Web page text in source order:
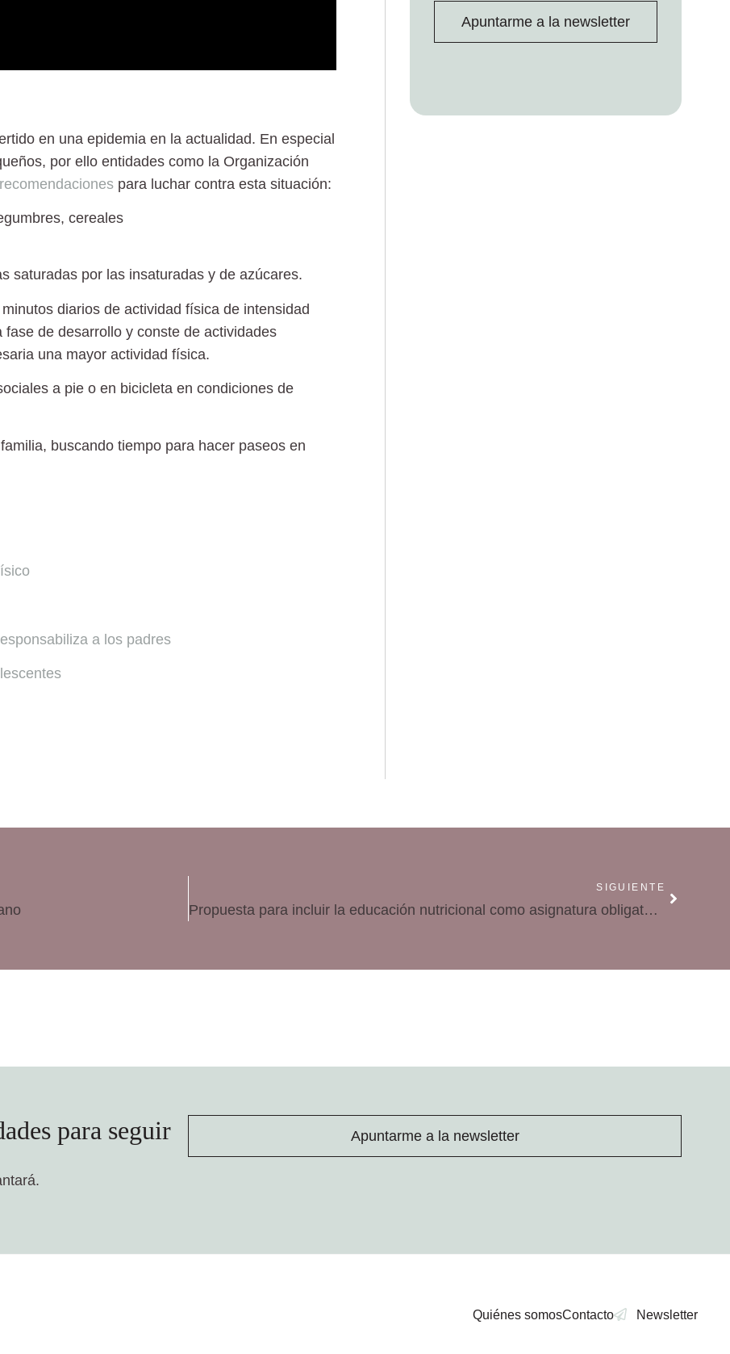
en una epidemia en la actualidad. En especial
por ello entidades como la Organización
recomendaciones para luchar contra esta situación:
cereales
saturadas por las insaturadas y de azúcares.
diarios de actividad física de intensidad
de desarrollo y conste de actividades
una mayor actividad física.
a pie o en bicicleta en condiciones de
buscando tiempo para hacer paseos en
a los padres
Apuntarme a la newsletter
SIGUIENTE
Propuesta para incluir la educación nutricional como asignatura obligatoria en primaria
para seguir
Apuntarme a la newsletter
Quiénes somosContacto Newsletter